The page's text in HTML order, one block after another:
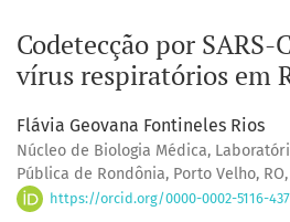
Codetecção por SARS-
vírus respiratórios em
Flávia Geovana Fontineles Rios
Núcleo de Biologia Médica,
Pública de Rondônia, Porto Velho,
https://orcid.org/0000-0002-5116-